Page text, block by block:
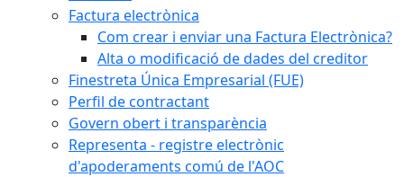
Factura electrònica
Com crear i enviar una Factura Electrònica?
Alta o modificació de dades del creditor
Finestreta Única Empresarial (FUE)
Perfil de contractant
Govern obert i transparència
Representa - registre electrònic
d'apoderaments comú de l'AOC